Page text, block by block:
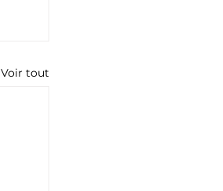
Voir tout